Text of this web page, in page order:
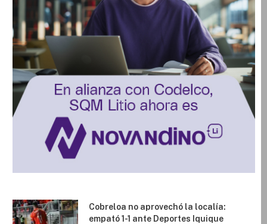
Cobreloa no aprovechó la localía:
empató 1-1 ante Deportes Iquique